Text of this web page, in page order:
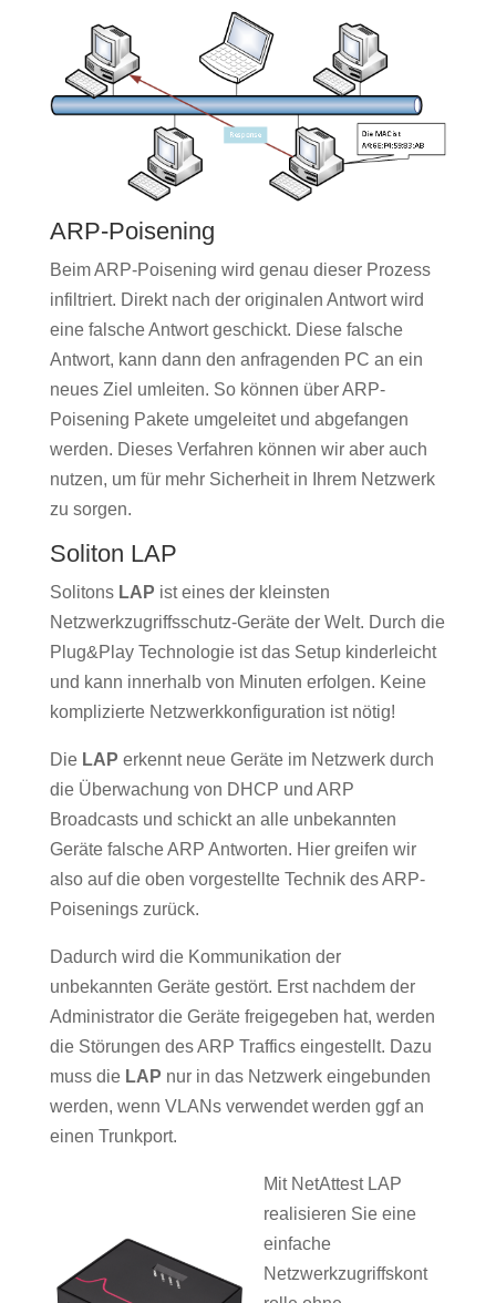
ARP-Poisening
Beim ARP-Poisening wird genau dieser Prozess
infiltriert. Direkt nach der originalen Antwort wird
eine falsche Antwort geschickt. Diese falsche
Antwort, kann dann den anfragenden PC an ein
neues Ziel umleiten. So können über ARP-
Poisening Pakete umgeleitet und abgefangen
werden. Dieses Verfahren können wir aber auch
nutzen, um für mehr Sicherheit in Ihrem Netzwerk
zu sorgen.
Soliton LAP
Solitons LAP ist eines der kleinsten
Netzwerkzugriffsschutz-Geräte der Welt. Durch die
Plug&Play Technologie ist das Setup kinderleicht
und kann innerhalb von Minuten erfolgen. Keine
komplizierte Netzwerkkonfiguration ist nötig!
Die LAP erkennt neue Geräte im Netzwerk durch
die Überwachung von DHCP und ARP
Broadcasts und schickt an alle unbekannten
Geräte falsche ARP Antworten. Hier greifen wir
also auf die oben vorgestellte Technik des ARP-
Poisenings zurück.
Dadurch wird die Kommunikation der
unbekannten Geräte gestört. Erst nachdem der
Administrator die Geräte freigegeben hat, werden
die Störungen des ARP Traffics eingestellt. Dazu
muss die LAP nur in das Netzwerk eingebunden
werden, wenn VLANs verwendet werden ggf an
einen Trunkport.
Mit NetAttest LAP
realisieren Sie eine
einfache
Netzwerkzugriffskont